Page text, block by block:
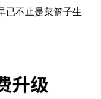
已不止是菜篮子生